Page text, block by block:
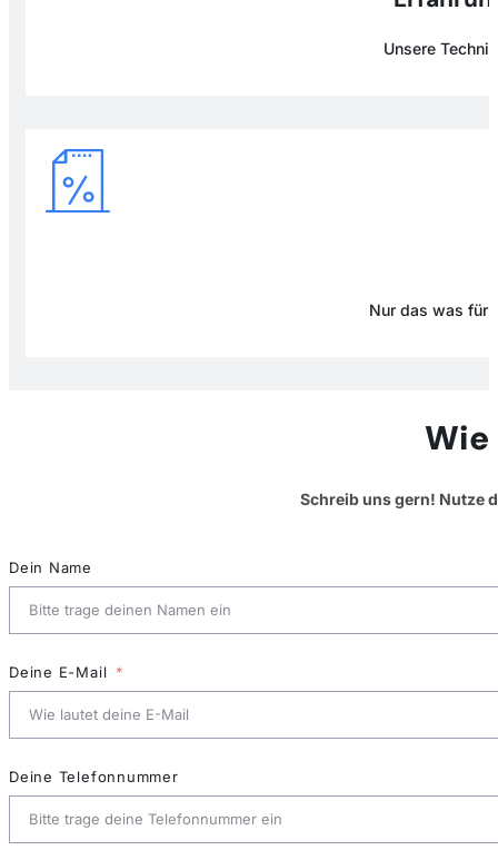
Unsere
Nur das was für
Wie
Schreib uns gern! Nutze
Dein Name
Deine E-Mail
Deine Telefonnummer